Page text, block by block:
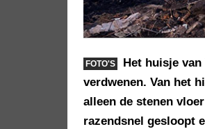
FOTO'S
Het huisje
verdwenen. Van het
alleen de stenen
razendsnel gesloopt